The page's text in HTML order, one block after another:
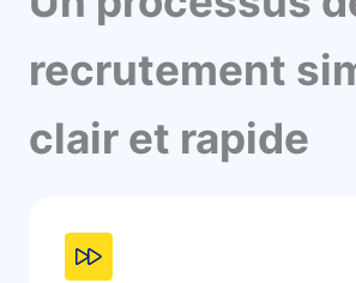
recrutement
clair et rapide